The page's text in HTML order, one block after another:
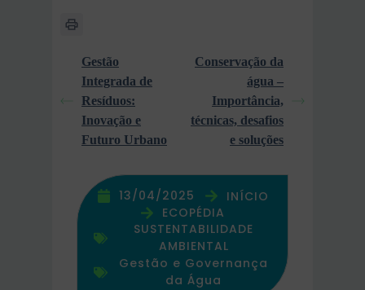
Gestão
Integrada de
Resíduos:
Inovação e
Futuro Urbano
Conservação da
água –
Importância,
técnicas, desafios
e soluções
13/04/2025
INÍCIO
ECOPÉDIA
SUSTENTABILIDADE
AMBIENTAL
Gestão e Governança
da Água